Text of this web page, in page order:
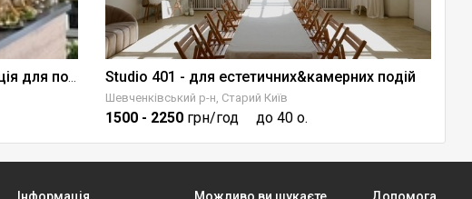
Studio 401 - для естетичних&камерних подій
Шевченківський р-н, Старий Київ
1500 - 2250 грн/год до 40 о.